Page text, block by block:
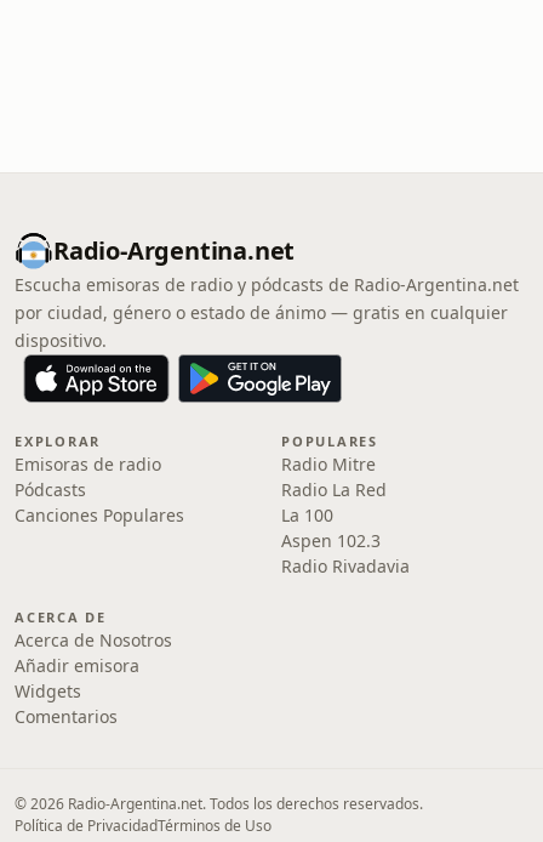
Radio-Argentina.net
Escucha emisoras de radio y pódcasts de Radio-Argentina.net
por ciudad, género o estado de ánimo — gratis en cualquier
dispositivo.
EXPLORAR
Emisoras de radio
Pódcasts
Canciones Populares
POPULARES
Radio Mitre
Radio La Red
La 100
Aspen 102.3
Radio Rivadavia
ACERCA DE
Acerca de Nosotros
Añadir emisora
Widgets
Comentarios
© 2026 Radio-Argentina.net. Todos los derechos reservados.
Política de PrivacidadTérminos de Uso